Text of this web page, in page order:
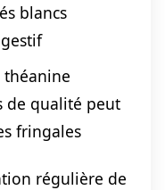
blancs
théanine
de qualité peut
fringales
régulière de